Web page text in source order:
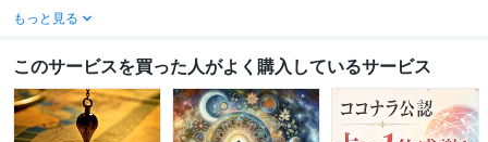
もっと見る
このサービスを買った人がよく購入しているサービス